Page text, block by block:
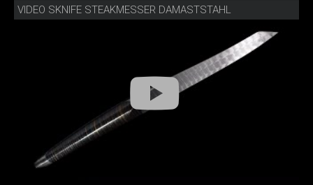
VIDEO SKNIFE STEAKMESSER DAMASTSTAHL